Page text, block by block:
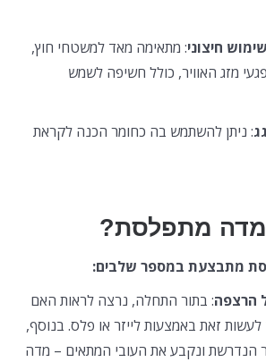
חיצוני: מתאימה מאד למשטחי חוץ,
מזג האוויר, כולל חשיפה לשמש
: ניתן להשתמש בה כחומר הכנה לקראת
מדה מתפלסת?
מתבצעת במספר שלבים:
הרצפה: בתור התחלה, נרצה לראות האם
זאת באמצעות לייזר או פלס. בנוסף,
הנדרשת ונקבע את העובי המתאים – מדה